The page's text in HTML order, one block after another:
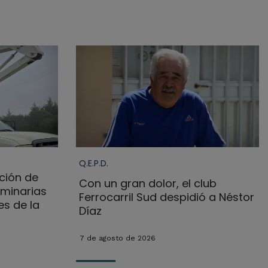
de
de la
Q.E.P.D.
Con un gran dolor, el club
Ferrocarril Sud despidió a Néstor
Díaz
7 de agosto de 2026